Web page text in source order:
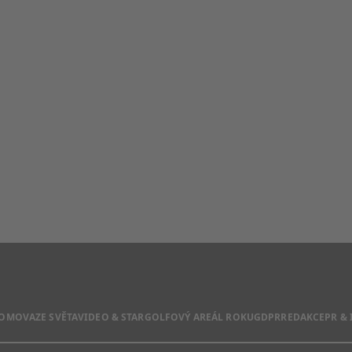
ZE SVĚTAVIDEO & STARGOLFOVÝ AREÁL ROKUGDPRREDAKCEPR &